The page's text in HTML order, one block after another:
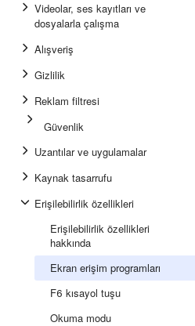
Videolar, ses kayıtları ve
dosyalarla çalışma
Alışveriş
Gizlilik
Reklam filtresi
Güvenlik
Uzantılar ve uygulamalar
Kaynak tasarrufu
Erişilebilirlik özellikleri
Erişilebilirlik özellikleri
hakkında
Ekran erişim programları
F6 kısayol tuşu
Okuma modu